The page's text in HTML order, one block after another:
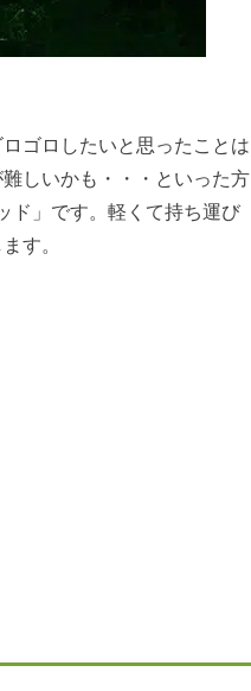
ゴロしたいと思ったことは
しいかも・・・といった方
ド」です。軽くて持ち運び
す。